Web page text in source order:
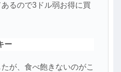
るので3ドル弱お得に買
ー
が、食べ飽きないのがこ